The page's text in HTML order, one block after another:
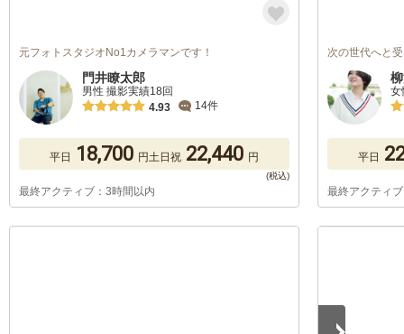
元フォトスタジオNo1カメラマンです！
門井瞭太郎
男性 撮影実績18回
4.93
14件
平日 18,700 円土日祝 22,440 円
最終アクティブ：3時間以内
次の世代へと
女
平日
最終アクティ